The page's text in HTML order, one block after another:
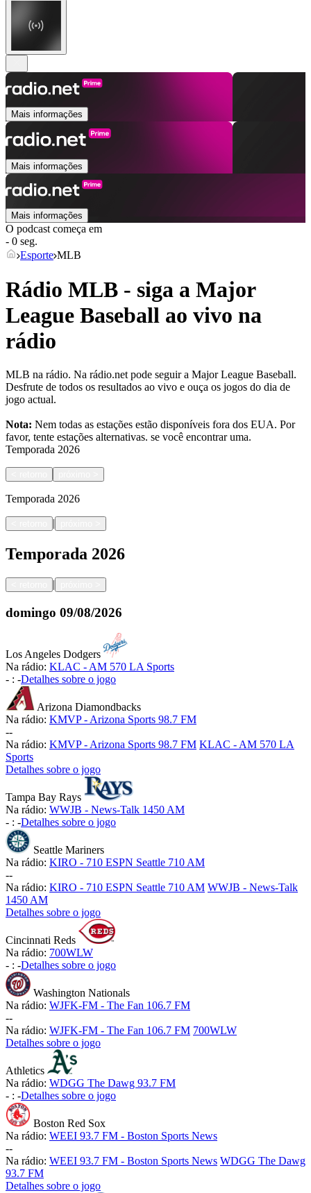
Mais informações
Mais informações
Mais informações
O podcast começa em
- 0 seg.
Esporte MLB
Rádio MLB - siga a Major
League Baseball ao vivo na
rádio
MLB na rádio. Na rádio.net pode seguir a Major League Baseball.
Desfrute de todos os resultados ao vivo e ouça os jogos do dia de
jogo actual.
Nota: Nem todas as estações estão disponíveis fora dos EUA. Por
favor, tente estações alternativas. se você encontrar uma.
Temporada 2026
Temporada 2026
|
Temporada 2026
|
domingo 09/08/2026
Los Angeles Dodgers
Na rádio: KLAC - AM 570 LA Sports
- : -Detalhes sobre o jogo
Arizona Diamondbacks
Na rádio: KMVP - Arizona Sports 98.7 FM
--
Na rádio: KMVP - Arizona Sports 98.7 FM KLAC - AM 570 LA
Sports
Detalhes sobre o jogo
Tampa Bay Rays
Na rádio: WWJB - News-Talk 1450 AM
- : -Detalhes sobre o jogo
Seattle Mariners
Na rádio: KIRO - 710 ESPN Seattle 710 AM
--
Na rádio: KIRO - 710 ESPN Seattle 710 AM WWJB - News-Talk
1450 AM
Detalhes sobre o jogo
Cincinnati Reds
Na rádio: 700WLW
- : -Detalhes sobre o jogo
Washington Nationals
Na rádio: WJFK-FM - The Fan 106.7 FM
--
Na rádio: WJFK-FM - The Fan 106.7 FM 700WLW
Detalhes sobre o jogo
Athletics
Na rádio: WDGG The Dawg 93.7 FM
- : -Detalhes sobre o jogo
Boston Red Sox
Na rádio: WEEI 93.7 FM - Boston Sports News
--
Na rádio: WEEI 93.7 FM - Boston Sports News WDGG The Dawg
93.7 FM
Detalhes sobre o jogo